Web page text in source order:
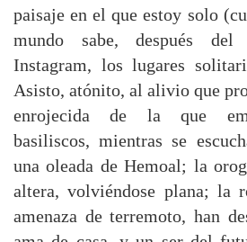
paisaje en el que estoy solo
mundo sabe, después del
Instagram, los lugares
Asisto, atónito, al alivio que
enrojecida de la que
basiliscos, mientras se
una oleada de Hemoal; la
altera, volviéndose plana; la
amenaza de terremoto, han